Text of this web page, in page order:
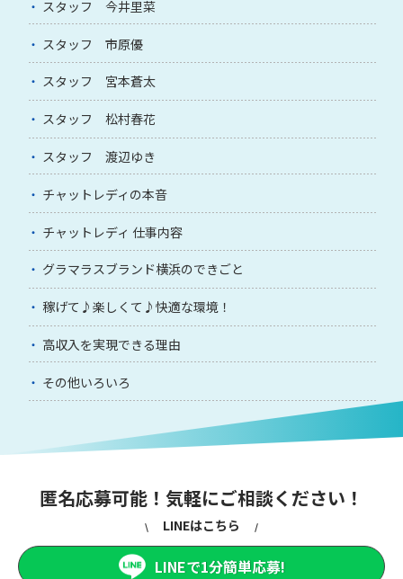
スタッフ 今井里菜
スタッフ 市原優
スタッフ 宮本蒼太
スタッフ 松村春花
スタッフ 渡辺ゆき
チャットレディの本音
チャットレディ 仕事内容
グラマラスブランド横浜のできごと
稼げて♪楽しくて♪快適な環境！
高収入を実現できる理由
その他いろいろ
匿名応募可能！気軽にご相談ください！
LINEはこちら
LINEで1分簡単応募!